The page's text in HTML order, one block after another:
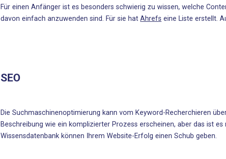
Für einen Anfänger ist es besonders schwierig zu wissen, welche
davon einfach anzuwenden sind. Für sie hat Ahrefs eine Liste erstellt.
SEO
Die Suchmaschinenoptimierung kann vom Keyword-Recherchieren
Beschreibung wie ein komplizierter Prozess erscheinen, aber das ist es
Wissensdatenbank können Ihrem Website-Erfolg einen Schub geben.